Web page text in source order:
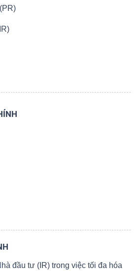
đầu tư (IR) trong việc tối đa hóa